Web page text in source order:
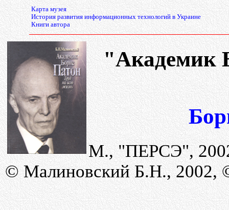
Карта музея
История развития информационных технологий в Украине
Книги автора
"Академик
М., "ПЕРСЭ",
© Малиновский Б.Н.,